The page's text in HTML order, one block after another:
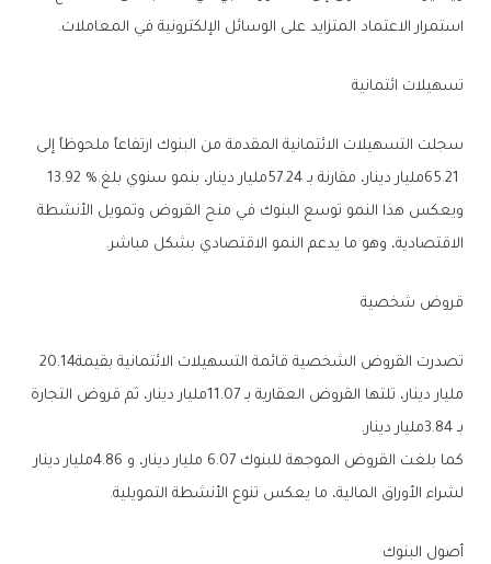
‬استمرار‭ ‬الاعتماد‭ ‬المتزايد‭ ‬على‭ ‬الوسائل‭ ‬الإلكترونية‭ ‬في‭ ‬المعاملات‭.‬
تسهيلات‭ ‬ائتمانية‭ ‬
‬65‭.‬21‭ ‬مليار‭ ‬دينار،‭ ‬مقارنة‭ ‬بـ57‭.‬24‭ ‬مليار‭ ‬دينار،‭ ‬بنمو‭ ‬سنوي‭ ‬بلغ‭ ‬13‭.‬92‭ %.‬
‬الاقتصادية،‭ ‬وهو‭ ‬ما‭ ‬يدعم‭ ‬النمو‭ ‬الاقتصادي‭ ‬بشكل‭ ‬مباشر‭.‬
قروض‭ ‬شخصية‭ ‬
تصدرت‭ ‬القروض‭ ‬الشخصية‭ ‬قائمة‭ ‬التسهيلات‭ ‬الائتمانية‭ ‬بقيمة‭ ‬20‭.‬14‭
‬بـ3‭.‬84‭ ‬مليار‭ ‬دينار‭.‬
‬لشراء‭ ‬الأوراق‭ ‬المالية،‭ ‬ما‭ ‬يعكس‭ ‬تنوع‭ ‬الأنشطة‭ ‬التمويلية‭.‬
أصول‭ ‬البنوك‭ ‬